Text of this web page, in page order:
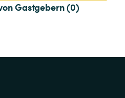
Gastgebern (0)